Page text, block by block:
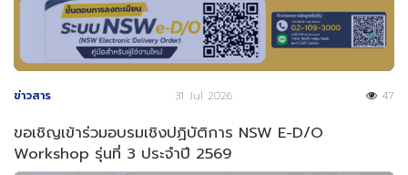
ข่าวสาร 31 Jul 2026 47
ขอเชิญเข้าร่วมอบรมเชิงปฏิบัติการ NSW E-D/O
Workshop รุ่นที่ 3 ประจำปี 2569